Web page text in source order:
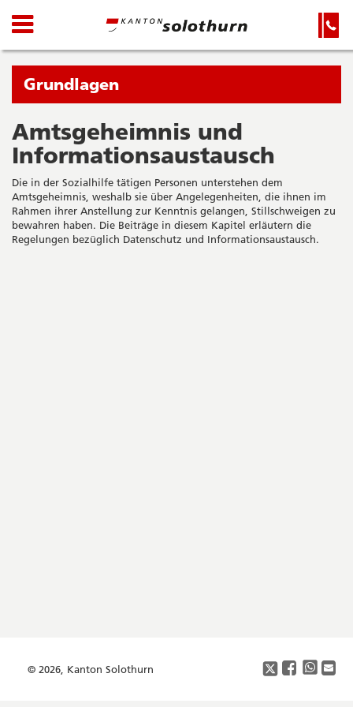
Kanton
Solothurn
Wichtige
Seiten
Startseite
Hauptnavigation
Inhalt
Suche
Navigation
und
Suche
Navigation
Sie
befinden
sich
gerade
Grundlagen
Amtsgeheimnis und
Informationsaustausch
Die in der Sozialhilfe tätigen Personen unterstehen dem
Amtsgeheimnis, weshalb sie über Angelegenheiten, die ihnen im
Rahmen ihrer Anstellung zur Kenntnis gelangen, Stillschweigen zu
bewahren haben. Die Beiträge in diesem Kapitel erläutern die
Regelungen bezüglich Datenschutz und Informationsaustausch.
© 2026, Kanton Solothurn